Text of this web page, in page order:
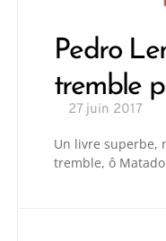
Pedro
tremble
27 juin 2017
Un livre superbe,
tremble, ô